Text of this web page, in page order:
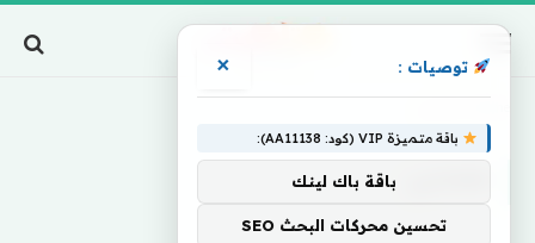
توصيات : ×
باقة متميزة VIP (كود: AA11138):
باقة باك لينك
تحسين محركات البحث SEO